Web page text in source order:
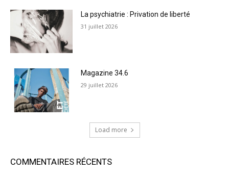
La psychiatrie : Privation de liberté
31 juillet 2026
Magazine 34.6
29 juillet 2026
Load more
COMMENTAIRES RÉCENTS